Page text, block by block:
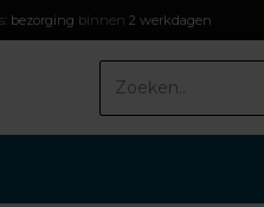
bezorging binnen 2 werkdagen